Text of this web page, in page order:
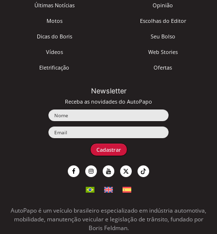
Últimas Notícias
Motos
Dicas do Boris
Vídeos
Eletrificação
Opinião
Escolhas do Editor
Seu Bolso
Web Stories
Ofertas
Newsletter
Receba as novidades do AutoPapo
Cadastrar
AutoPapo é um veículo brasileiro especializado em indústria automotiva,
mobilidade, manutenção veicular e legislação de trânsito, fundado por
Boris Feldman.